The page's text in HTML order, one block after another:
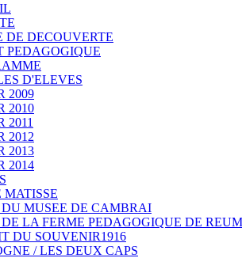
DE DECOUVERTE
PEDAGOGIQUE
D'ELEVES
2009
2010
2011
2012
2013
2014
MATISSE
MUSEE DE CAMBRAI
LA FERME PEDAGOGIQUE DE
DU SOUVENIR1916
/ LES DEUX CAPS